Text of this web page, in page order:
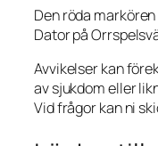
Den röda
Dator på
Avvikelser kan
av sjukdom eller
Vid frågor kan ni